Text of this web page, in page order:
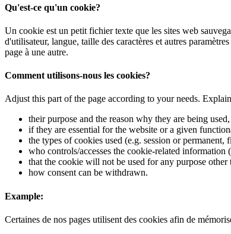
Qu'est-ce qu'un cookie?
Un cookie est un petit fichier texte que les sites web
d'utilisateur, langue, taille des caractères et autres
page à une autre.
Comment utilisons-nous les cookies?
Adjust this part of the page according to your needs.
their purpose and the reason why they are being
if they are essential for the website or a given
the types of cookies used (e.g. session or permanent,
who controls/accesses the cookie-related information
that the cookie will not be used for any purpose other
how consent can be withdrawn.
Example:
Certaines de nos pages utilisent des cookies afin de